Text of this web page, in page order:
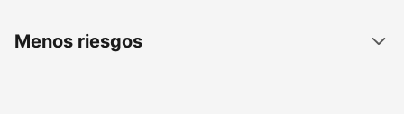
Menos riesgos